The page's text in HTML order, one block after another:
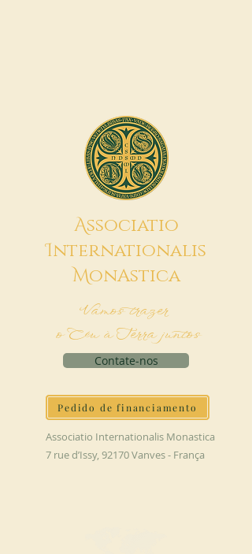
Associatio
Internationalis
MonAstica
Vamos trazer
o Céu à Terra juntos
Contate-nos
Pedido de financiamento
Associatio Internationalis Monastica
7 rue d’Issy, 92170 Vanves - França